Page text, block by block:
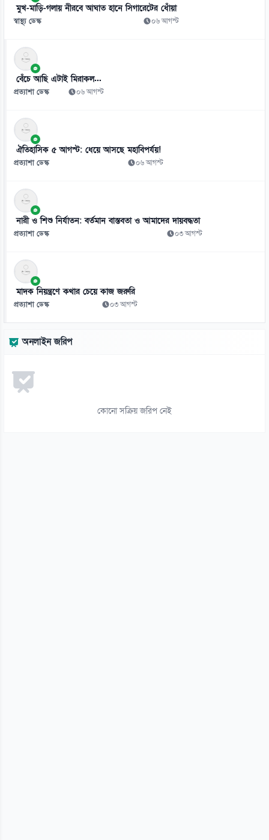
রুশ বাহিনীর রাতভর ড্রোন-ক্ষেপণাস্ত্র হামলায় কিয়েভে নিহত ১৭
০৬ আগস্ট
৮
ইয়েমেনে সামরিক শিবিরে ভয়াবহ হামলা, নিহত ৩০
০৬ আগস্ট
মুখ-মাড়ি-গলায় নীরবে আঘাত হানে সিগারেটের ধোঁয়া
স্বাস্থ্য ডেস্ক ০৬ আগস্ট
বেঁচে আছি এটাই মিরাকল...
প্রত্যাশা ডেস্ক ০৬ আগস্ট
ঐতিহাসিক ৫ আগস্ট: ধেয়ে আসছে মহাবিপর্যয়!
প্রত্যাশা ডেস্ক ০৬ আগস্ট
নারী ও শিশু নির্যাতন: বর্তমান বাস্তবতা ও আমাদের দায়বদ্ধতা
প্রত্যাশা ডেস্ক ০৩ আগস্ট
মাদক নিয়ন্ত্রণে কথার চেয়ে কাজ জরুরি
প্রত্যাশা ডেস্ক ০৩ আগস্ট
অনলাইন জরিপ
কোনো সক্রিয় জরিপ নেই